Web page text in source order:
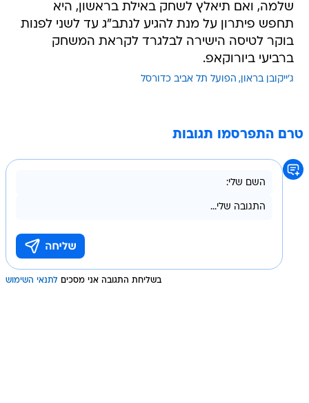
שלמה, ואם תיאלץ לשחק באילת בראשון, היא
תחפש פיתרון על מנת להגיע לנתב"ג עד לשני לפנות
בוקר לטיסה הישירה לבלגרד לקראת המשחק
ברביעי ביורוקאפ.
ג'ייקובן בראון הפועל תל אביב כדורסל
טרם התפרסמו תגובות
בשליחת התגובה אני מסכים לתנאי השימוש